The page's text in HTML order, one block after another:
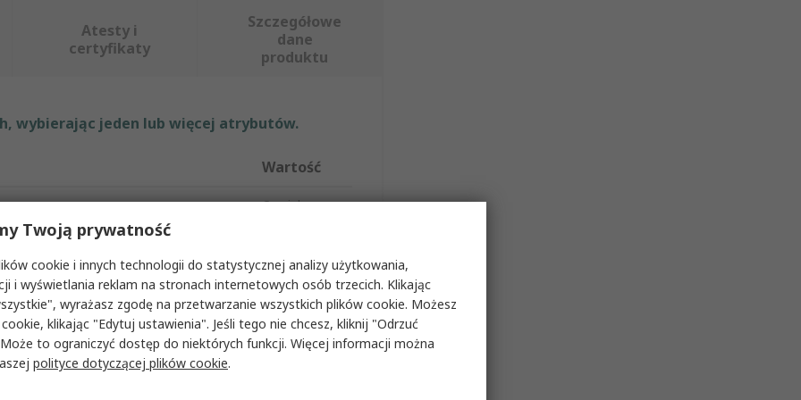
Atesty i
certyfikaty
Szczegółowe
dane
produktu
wybierając jeden lub więcej atrybutów.
Wartość
Crucial
SODIMM
Laptop
Zastosowań Przemysłowych Nie
Twoją prywatność
cookie i innych technologii do statystycznej analizy użytkowania,
i wyświetlania reklam na stronach internetowych osób trzecich. Klikając
wyrażasz zgodę na przetwarzanie wszystkich plików cookie. Możesz
klikając "Edytuj ustawienia". Jeśli tego nie chcesz, kliknij "Odrzuć
to ograniczyć dostęp do niektórych funkcji. Więcej informacji można
polityce dotyczącej plików cookie.